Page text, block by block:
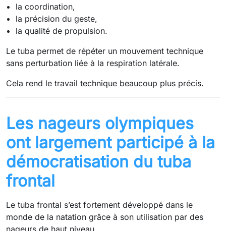
la coordination,
la précision du geste,
la qualité de propulsion.
Le tuba permet de répéter un mouvement technique
sans perturbation liée à la respiration latérale.
Cela rend le travail technique beaucoup plus précis.
Les nageurs olympiques
ont largement participé à la
démocratisation du tuba
frontal
Le tuba frontal s’est fortement développé dans le
monde de la natation grâce à son utilisation par des
nageurs de haut niveau.